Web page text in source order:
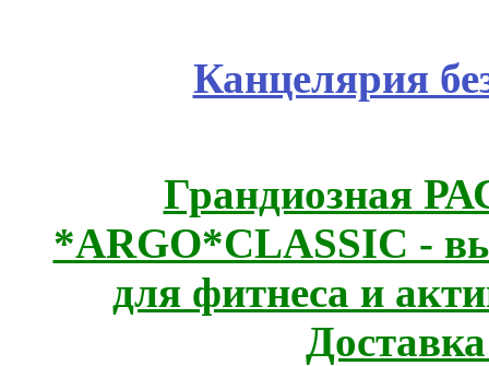
Канцелярия
Грандиозная
*ARGO*CLASSIC -
для фитнеса и